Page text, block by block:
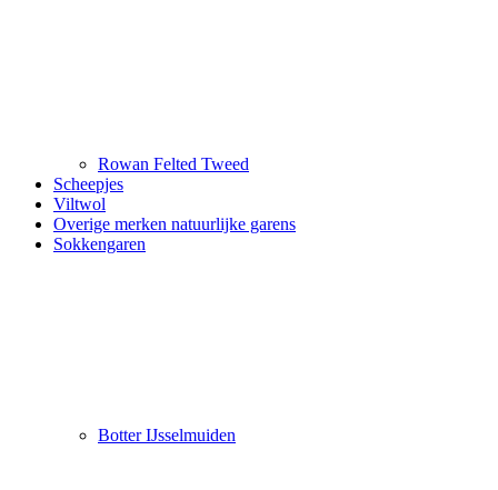
Rowan Felted Tweed
Scheepjes
Viltwol
Overige merken natuurlijke garens
Sokkengaren
Botter IJsselmuiden